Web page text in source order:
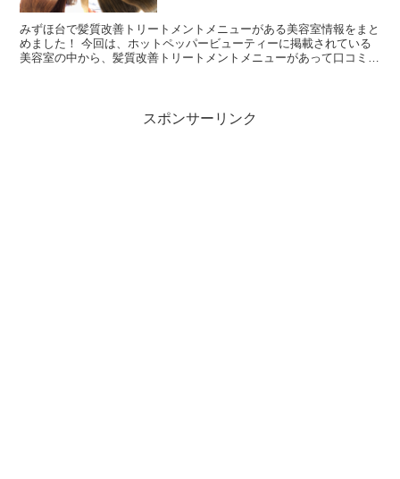
みずほ台で髪質改善トリートメントメニューがある美容室情報をまと
めました！ 今回は、ホットペッパービューティーに掲載されている
美容室の中から、髪質改善トリートメントメニューがあって口コミ評
スポンサーリンク